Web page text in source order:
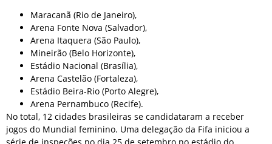
Maracanã (Rio de Janeiro),
Arena Fonte Nova (Salvador),
Arena Itaquera (São Paulo),
Mineirão (Belo Horizonte),
Estádio Nacional (Brasília),
Arena Castelão (Fortaleza),
Estádio Beira-Rio (Porto Alegre),
Arena Pernambuco (Recife).
No total, 12 cidades brasileiras se candidataram a receber
jogos do Mundial feminino. Uma delegação da Fifa iniciou a